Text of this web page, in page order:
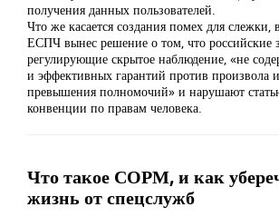
получения данных пользователей.
Что же касается создания помех для слежки,
ЕСПЧ вынес решение о том, что российские
регулирующие скрытое наблюдение, «не
и эффективных гарантий против произвола
превышения полномочий» и нарушают
конвенции по правам человека.
Что такое СОРМ, и как
жизнь от спецслужб